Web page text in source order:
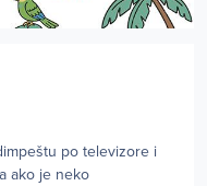
po televizore i
ako je neko